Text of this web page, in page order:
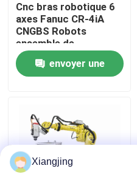
Contrôle de la qualité
Nous contacter
Demandez un devis
bras de robot industriel
Cnc bras robotique 6
axes Fanuc CR-4iA
CNGBS Robots
ensemble de
vêtements de
collaboration robot
soudage
envoyer une
Xiangjing